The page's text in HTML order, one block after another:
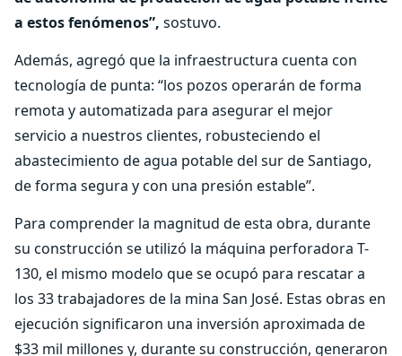
a estos fenómenos”, sostuvo.
Además, agregó que la infraestructura cuenta con
tecnología de punta: “los pozos operarán de forma
remota y automatizada para asegurar el mejor
servicio a nuestros clientes, robusteciendo el
abastecimiento de agua potable del sur de Santiago,
de forma segura y con una presión estable”.
Para comprender la magnitud de esta obra, durante
su construcción se utilizó la máquina perforadora T-
130, el mismo modelo que se ocupó para rescatar a
los 33 trabajadores de la mina San José. Estas obras en
ejecución significaron una inversión aproximada de
$33 mil millones y, durante su construcción, generaron